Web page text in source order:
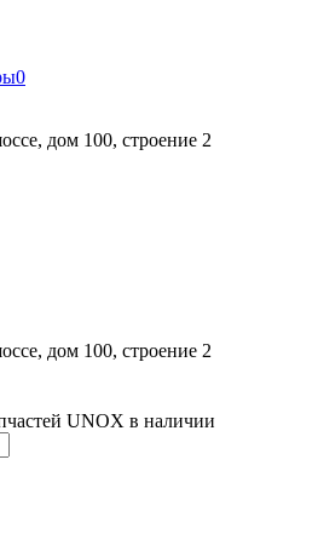
0
дом 100, строение 2
дом 100, строение 2
UNOX в наличии